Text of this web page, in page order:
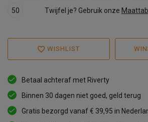
50 Twijfel je? Gebruik onze
WISHLIST
Betaal achteraf met Riverty
Binnen 30 dagen niet goed, geld terug
Gratis bezorgd vanaf € 39,95 in